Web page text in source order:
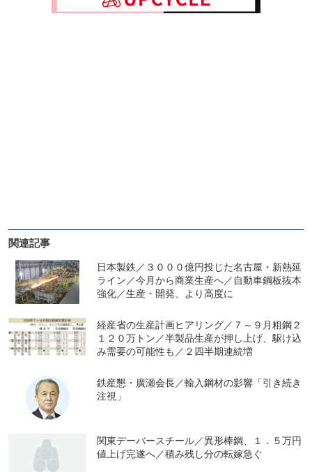
関連記事
日本製鉄／３０００億円投じた名古屋・新熱延
ライン／今月から商業生産へ／自動車鋼板抜本
強化／生産・開発、より高度に
経産省の生産計画ヒアリング／７～９月粗鋼２
１２０万トン／半製品生産が押し上げ、駆け込
み需要の可能性も／２四半期連続増
鉄産懇・廣瀬会長／輸入鋼材の影響「引き続き
注視」
関東デーバースチール／異形棒鋼、１．５万円
値上げ完遂へ／積み残し分の転嫁急ぐ